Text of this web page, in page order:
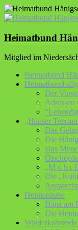
Zum
Inhalt
Heimatbund
Mitglied im
Heimatbund
Heimatbund
Der
Adressen
„Hänser
Das
Die
Das
„M o h r
Die
Heimatstube
Haus am
Die